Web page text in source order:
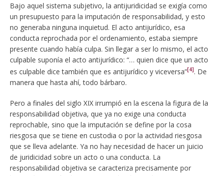
Bajo aquel sistema subjetivo, la antijuridicidad se exigía como
un presupuesto para la imputación de responsabilidad, y esto
no generaba ninguna inquietud. El acto antijurídico, esa
conducta reprochada por el ordenamiento, estaba siempre
presente cuando había culpa. Sin llegar a ser lo mismo, el acto
culpable suponía el acto antijurídico: “… quien dice que un acto
es culpable dice también que es antijurídico y viceversa”[4]. De
manera que hasta ahí, todo bárbaro.
Pero a finales del siglo XIX irrumpió en la escena la figura de la
responsabilidad objetiva, que ya no exige una conducta
reprochable, sino que la imputación se define por la cosa
riesgosa que se tiene en custodia o por la actividad riesgosa
que se lleva adelante. Ya no hay necesidad de hacer un juicio
de juridicidad sobre un acto o una conducta. La
responsabilidad objetiva se caracteriza precisamente por